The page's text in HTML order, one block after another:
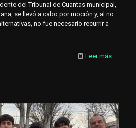
del Tribunal de Cuantas municipal,
se llevó a cabo por moción y, al no
no fue necesario recurrir a
Leer más